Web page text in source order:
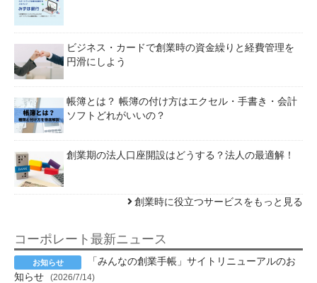
ビジネス・カードで創業時の資金繰りと経費管理を
円滑にしよう
帳簿とは？ 帳簿の付け方はエクセル・手書き・会計
ソフトどれがいいの？
創業期の法人口座開設はどうする？法人の最適解！
創業時に役立つサービスをもっと見る
コーポレート最新ニュース
「みんなの創業手帳」サイトリニューアルのお
知らせ
(2026/7/14)